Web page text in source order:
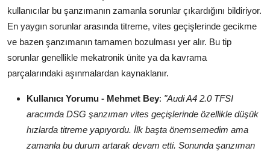
kullanıcılar bu şanzımanın zamanla sorunlar çıkardığını bildiriyor.
En yaygın sorunlar arasında titreme, vites geçişlerinde gecikme
ve bazen şanzımanın tamamen bozulması yer alır. Bu tip
sorunlar genellikle mekatronik ünite ya da kavrama
parçalarındaki aşınmalardan kaynaklanır.
Kullanıcı Yorumu - Mehmet Bey: "Audi A4 2.0 TFSI
aracımda DSG şanzıman vites geçişlerinde özellikle düşük
hızlarda titreme yapıyordu. İlk başta önemsemedim ama
zamanla bu durum artarak devam etti. Sonunda şanzıman